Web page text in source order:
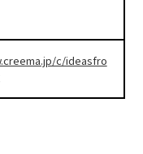
c/ideasfro